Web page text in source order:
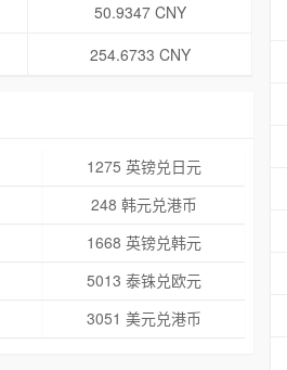
50.9347 CNY
254.6733 CNY
1275 英镑兑日元
248 韩元兑港币
1668 英镑兑韩元
5013 泰铢兑欧元
3051 美元兑港币